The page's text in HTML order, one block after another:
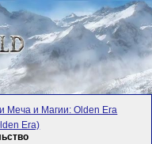
Меча и Магии: Olden Era
Era)